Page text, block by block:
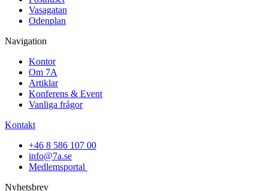
Vasagatan
Odenplan
Navigation
Kontor
Om 7A
Artiklar
Konferens & Event
Vanliga frågor
Kontakt
+46 8 586 107 00
info@7a.se
Medlemsportal
Nyhetsbrev